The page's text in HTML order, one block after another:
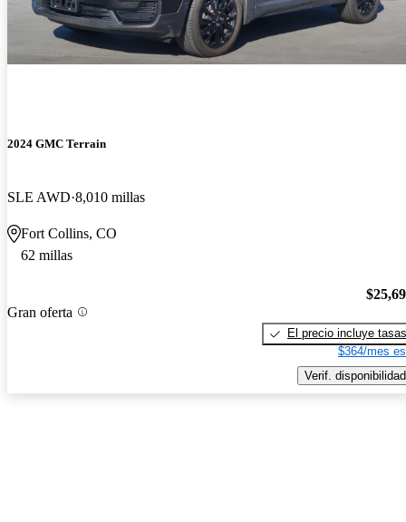
2024 GMC Terrain
SLE AWD 8,010 millas
Fort Collins, CO
62 millas
Gran oferta
El precio incluye tasas
$364/mes
Verif. disponibilidad